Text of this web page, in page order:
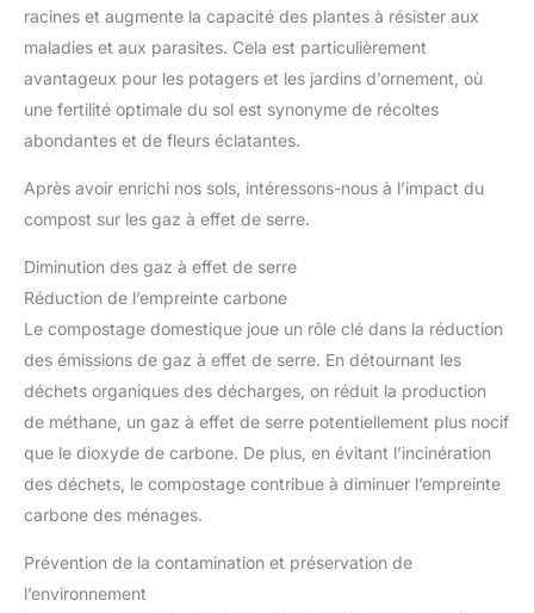
racines et augmente la capacité des plantes à résister aux
maladies et aux parasites. Cela est particulièrement
avantageux pour les potagers et les jardins d’ornement, où
une fertilité optimale du sol est synonyme de récoltes
abondantes et de fleurs éclatantes.
Après avoir enrichi nos sols, intéressons-nous à l’impact du
compost sur les gaz à effet de serre.
Diminution des gaz à effet de serre
Réduction de l’empreinte carbone
Le compostage domestique joue un rôle clé dans la réduction
des émissions de gaz à effet de serre. En détournant les
déchets organiques des décharges, on réduit la production
de méthane, un gaz à effet de serre potentiellement plus nocif
que le dioxyde de carbone. De plus, en évitant l’incinération
des déchets, le compostage contribue à diminuer l’empreinte
carbone des ménages.
Prévention de la contamination et préservation de
l’environnement